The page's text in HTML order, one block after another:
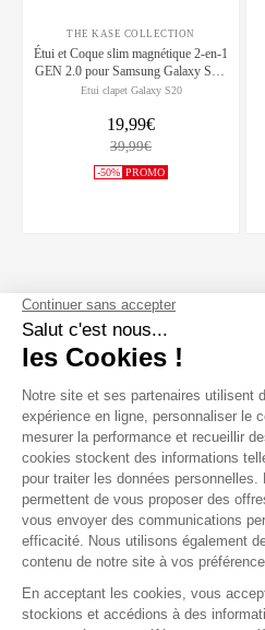
THE KASE COLLECTION
Étui et Coque slim magnétique 2-en-1
GEN 2.0 pour Samsung Galaxy S20,
Noir
Etui clapet Galaxy S20
19,99€
39,99€
-50% PROMO
NOS PRODUITS
THE KASE